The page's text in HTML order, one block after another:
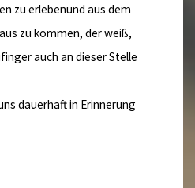
zu erlebenund aus dem
zu kommen, der weiß,
auch an dieser Stelle
dauerhaft in Erinnerung